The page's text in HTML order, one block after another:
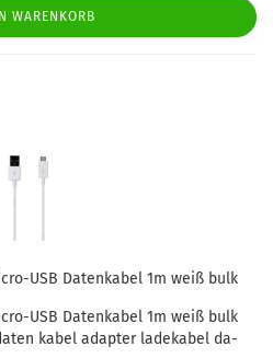
WARENKORB
​​USB Da­ten­ka­bel 1m weiß bulk
​USB Da­ten­ka­bel 1m weiß bulk
kabel ad­ap­ter la­de­ka­bel da­